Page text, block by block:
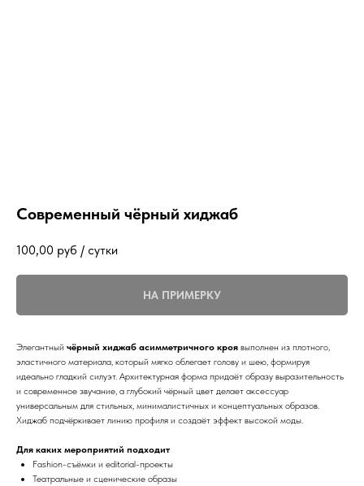
Современный чёрный хиджаб
100,00 руб / сутки
НА ПРИМЕРКУ
Элегантный чёрный хиджаб асимметричного кроя выполнен из плотного,
эластичного материала, который мягко облегает голову и шею, формируя
идеально гладкий силуэт. Архитектурная форма придаёт образу выразительность
и современное звучание, а глубокий чёрный цвет делает аксессуар
универсальным для стильных, минималистичных и концептуальных образов.
Хиджаб подчёркивает линию профиля и создаёт эффект высокой моды.
Для каких мероприятий подходит
Fashion-съёмки и editorial-проекты
Театральные и сценические образы